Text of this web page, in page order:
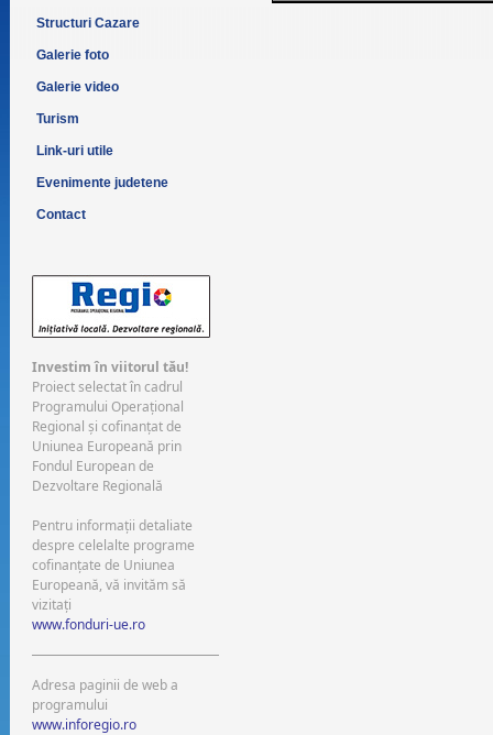
Structuri Cazare
Galerie foto
Galerie video
Turism
Link-uri utile
Evenimente judetene
Contact
Investim în viitorul tău!
Proiect selectat în cadrul
Programului Operaţional
Regional şi cofinanţat de
Uniunea Europeană prin
Fondul European de
Dezvoltare Regională
Pentru informaţii detaliate
despre celelalte programe
cofinanţate de Uniunea
Europeană, vă invităm să
vizitaţi
www.fonduri-ue.ro
Adresa paginii de web a
programului
www.inforegio.ro